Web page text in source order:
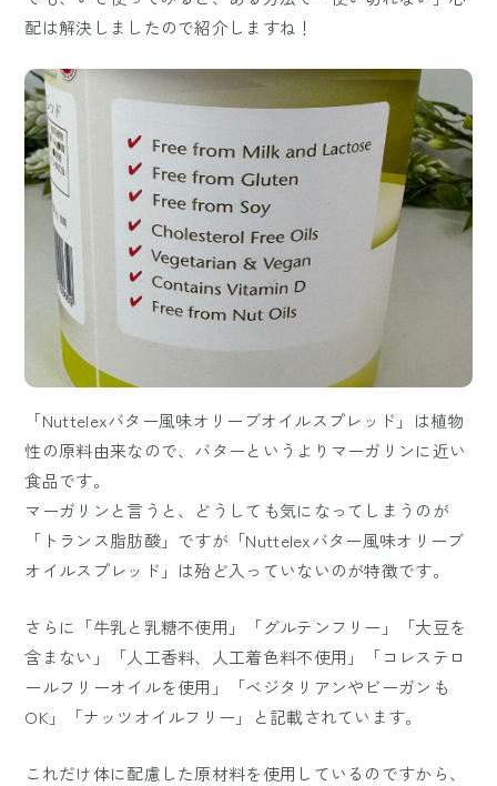
配は解決しましたので紹介しますね！
「Nuttelexバター風味オリーブオイルスプレッド」は植物
性の原料由来なので、バターというよりマーガリンに近い
食品です。
マーガリンと言うと、どうしても気になってしまうのが
「トランス脂肪酸」ですが「Nuttelexバター風味オリーブ
オイルスプレッド」は殆ど入っていないのが特徴です。
さらに「牛乳と乳糖不使用」「グルテンフリー」「大豆を
含まない」「人工香料、人工着色料不使用」「コレステロ
ールフリーオイルを使用」「ベジタリアンやビーガンも
OK」「ナッツオイルフリー」と記載されています。
これだけ体に配慮した原材料を使用しているのですから、